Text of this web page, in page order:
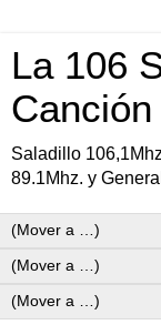
La 106
Canción
Saladillo
89.1Mhz. y